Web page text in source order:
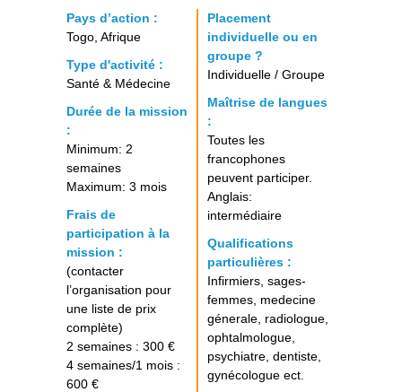
Pays d’action :
Togo, Afrique
Type d'activité :
Santé & Médecine
Durée de la mission
:
Minimum: 2
semaines
Maximum: 3 mois
Frais de
participation à la
mission :
(contacter
l’organisation pour
une liste de prix
complète)
2 semaines : 300 €
4 semaines/1 mois :
600 €
Placement
individuelle ou en
groupe ?
Individuelle / Groupe
Maîtrise de langues
:
Toutes les
francophones
peuvent participer.
Anglais:
intermédiaire
Qualifications
particulières :
Infirmiers, sages-
femmes, medecine
génerale, radiologue,
ophtalmologue,
psychiatre, dentiste,
gynécologue ect.